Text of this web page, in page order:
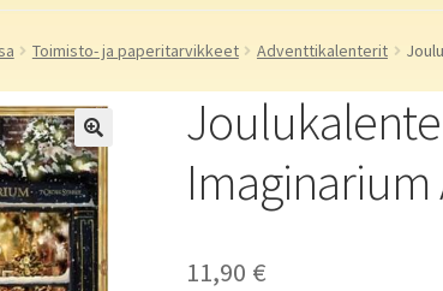
Toimisto- ja paperitarvikkeet Adventtikalenterit
Imaginarium
11,90 €